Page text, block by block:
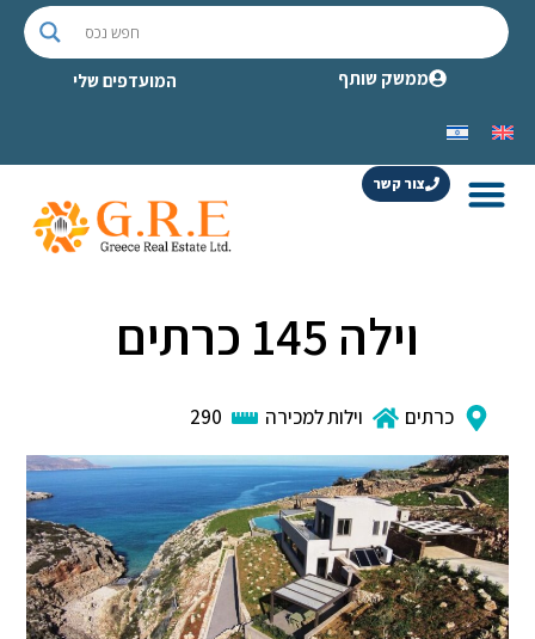
ממשק שותף המועדפים שלי
צור קשר
וילה 145 כרתים
כרתים וילות למכירה 290